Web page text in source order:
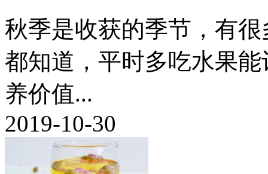
秋季是收获的季节，有
都知道，平时多吃水果
养价值...
2019-10-30